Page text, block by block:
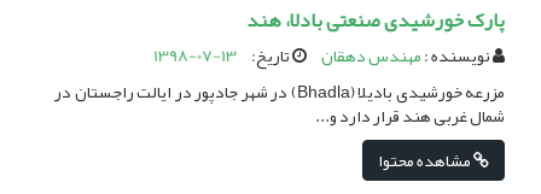
پارک خورشیدی صنعتی بادلا، هند
نویسنده :مهندس دهقان تاریخ: 1398-07-13
مزرعه خورشیدی بادیلا (Bhadla) در شهر جادپور در ایالت راجستان در
شمال غربی هند قرار دارد و...
مشاهده محتوا